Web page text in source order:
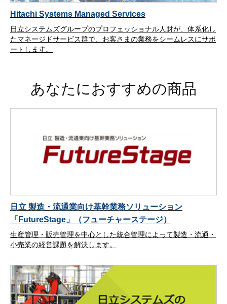
Hitachi Systems Managed Services
日立システムズグループのプロフェッショナル人財が、体系化し
たマネージドサービス群で、お客さまの業務をシームレスにサポ
ートします。
あなたにおすすめの商品
日立 製造・流通業向け基幹業務ソリューション
「FutureStage」（フューチャーステージ）
生産管理・販売管理を中心とした統合管理によって製造・流通・
小売業の経営課題を解決します。